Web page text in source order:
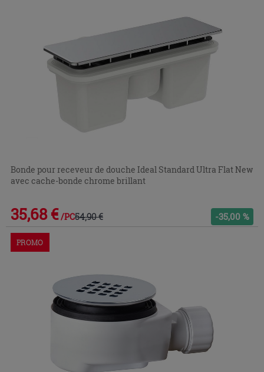
Bonde pour receveur de douche Ideal Standard Ultra Flat New
avec cache-bonde chrome brillant
35,68 € /PC54,90 € -35,00 %
PROMO